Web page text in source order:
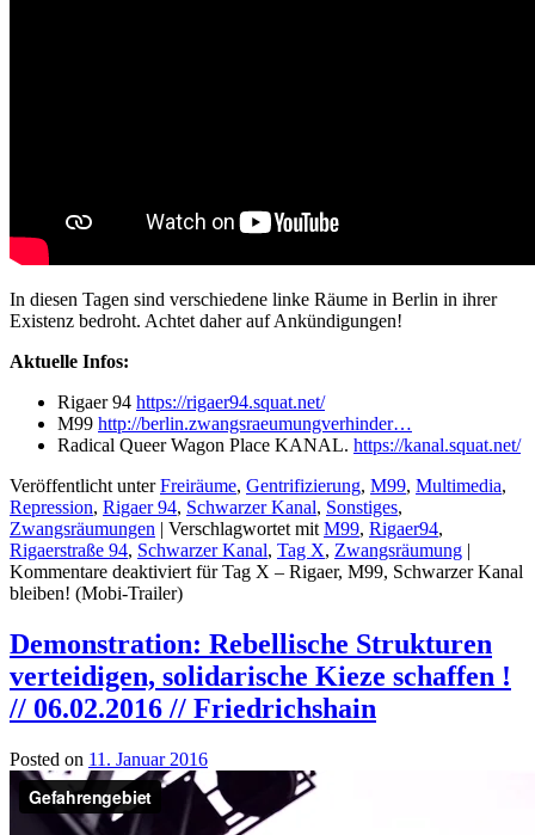
In diesen Tagen sind verschiedene linke Räume in Berlin in ihrer
Existenz bedroht. Achtet daher auf Ankündigungen!
Aktuelle Infos:
Rigaer 94 https://rigaer94.squat.net/
M99 http://berlin.zwangsraeumungverhinder…
Radical Queer Wagon Place KANAL. https://kanal.squat.net/
Veröffentlicht unter Freiräume, Gentrifizierung, M99, Multimedia,
Repression, Rigaer 94, Schwarzer Kanal, Sonstiges,
Zwangsräumungen | Verschlagwortet mit M99, Rigaer94,
Rigaerstraße 94, Schwarzer Kanal, Tag X, Zwangsräumung |
Kommentare deaktiviert für Tag X – Rigaer, M99, Schwarzer Kanal
bleiben! (Mobi-Trailer)
Demonstration: Rebellische Strukturen
verteidigen, solidarische Kieze schaffen !
// 06.02.2016 // Friedrichshain
Posted on 11. Januar 2016